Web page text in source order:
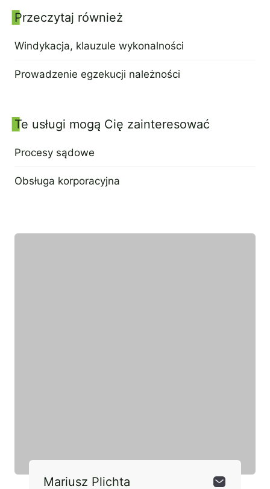
Panel boczny
Przeczytaj również
Windykacja, klauzule wykonalności
Prowadzenie egzekucji należności
Te usługi mogą Cię zainteresować
Procesy sądowe
Obsługa korporacyjna
Mariusz Plichta